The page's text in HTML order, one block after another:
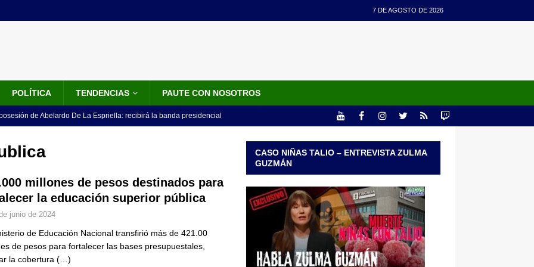
7 DE AGOSTO DE 2026
POLÍTICA TENDENCIAS PAUTE CON NOSOTROS
de Abelardo De La Espriella: recibirá la banda presidencial
no asistirá a la posesión de Abelardo de la Espriella y llama a
LO ÚLTIMO
de la banda presidencial que portará Abelardo De La
de un sastre colombiano reconocido en el mundo
Fiscalía amplía investigación por presunto lavado de activos y
millones de pesos destinados para
la educación superior pública
junio de 2024
de Educación Nacional transfirió más de 421.00
de pesos para fortalecer las bases presupuestales,
la cobertura (…)
CASO NIÑAS TALIO – ENTREVISTA ZULMA
GUZMÁN